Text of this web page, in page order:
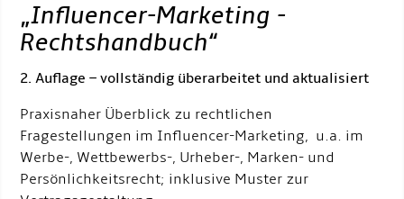
„Influencer-Marketing -
Rechtshandbuch“
2. Auflage – vollständig überarbeitet und aktualisiert
Praxisnaher Überblick zu rechtlichen
Fragestellungen im Influencer-Marketing, u.a. im
Werbe-, Wettbewerbs-, Urheber-, Marken- und
Persönlichkeitsrecht; inklusive Muster zur